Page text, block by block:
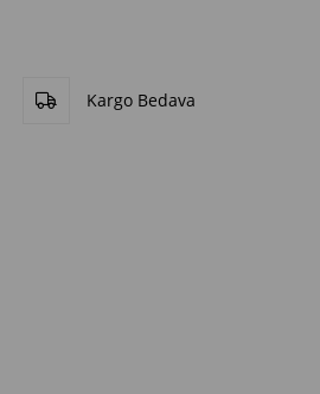
Kargo Bedava